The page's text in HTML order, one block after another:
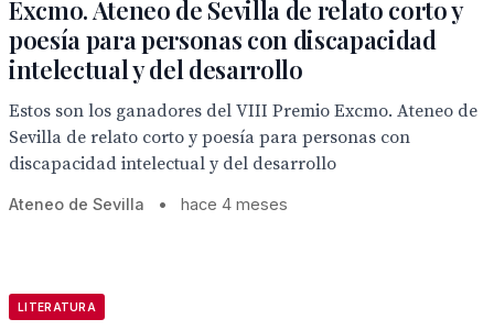
Excmo. Ateneo de Sevilla de relato corto y
poesía para personas con discapacidad
intelectual y del desarrollo
Estos son los ganadores del VIII Premio Excmo. Ateneo de
Sevilla de relato corto y poesía para personas con
discapacidad intelectual y del desarrollo
Ateneo de Sevilla • hace 4 meses
LITERATURA